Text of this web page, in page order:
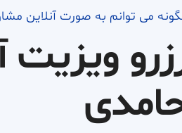
می توانم به صورت آنلاین
ویزیت